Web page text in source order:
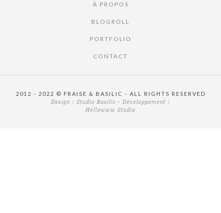
À PROPOS
BLOGROLL
PORTFOLIO
CONTACT
2012 - 2022 © FRAISE & BASILIC - ALL RIGHTS RESERVED
Design : Studio Basilic - Développement :
Hellowww Studio